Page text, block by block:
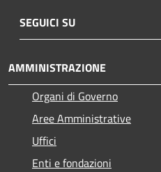
SEGUICI SU
AMMINISTRAZIONE
Organi di Governo
Aree Amministrative
Uffici
Enti e fondazioni